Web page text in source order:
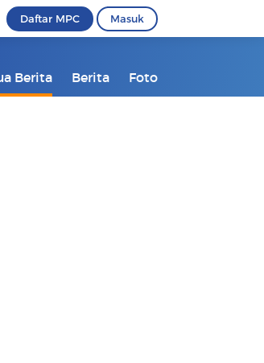
Daftar MPC Masuk
Berita Berita Foto